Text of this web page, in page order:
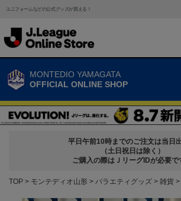
ユニフォームなどの公式グッズが買える！
MONTEDIO YAMAGATA
OFFICIAL ONLINE SHOP
平日午前10時までのご注文は当日出
（土日祝日は除く）
ご購入の際はＪリーグIDが必要で
TOP モンテディオ山形 バラエティグッズ 雑貨